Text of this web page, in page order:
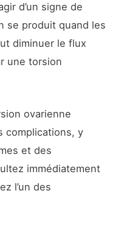
d’un signe de
se produit quand les
diminuer le flux
une torsion
ovarienne
complications, y
et des
immédiatement
l’un des